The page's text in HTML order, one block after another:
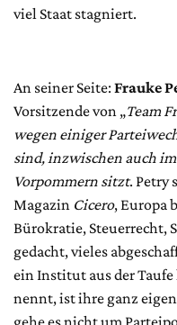
viel Staat stagniert.
An seiner Seite:Frauke
Vorsitzende von „Team
wegen einiger
sind, inzwischen auch
Vorpommern sitzt. Petry
Magazin Cicero, Europa
Bürokratie, Steuerrecht,
gedacht, vieles
ein Institut aus der
nennt, ist ihre ganz
gehe es nicht um